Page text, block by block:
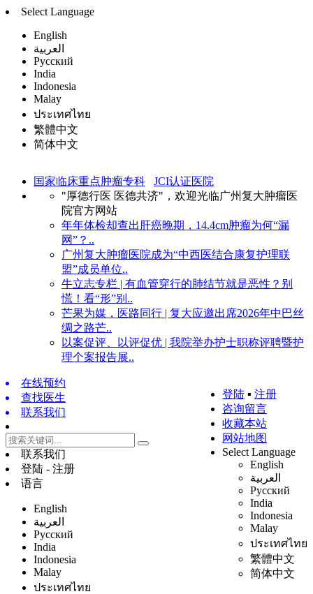
Select Language
English
العربية
Русский
India
Indonesia
Malay
ประเทศไทย
繁體中文
简体中文
国家临床重点肿瘤专科
JCI认证医院
"厚德行医 医德共济"，欢迎光临广州复大肿瘤医
院官方网站
年年体检却查出肝癌晚期，14.4cm肿瘤为何“漏
网”？..
广州复大肿瘤医院成为“中西医结合康复护理联
盟”成员单位..
牛立志专栏 | 有血管穿行的肺结节就是恶性？别
慌！看“形”别..
芒果为媒，医路同行 | 复大应邀出席2026年中巴丝
绸之路芒..
以案促评、以评促优 | 我院举办护士职称评聘暨护
理个案报告展..
登陆 ▪ 注册
咨询留言
收藏本站
网站地图
Select Language
English
العربية
Русский
India
Indonesia
Malay
ประเทศไทย
繁體中文
简体中文
在线预约
查找医生
联系我们
联系我们
登陆 - 注册
语言
English
العربية
Русский
India
Indonesia
Malay
ประเทศไทย